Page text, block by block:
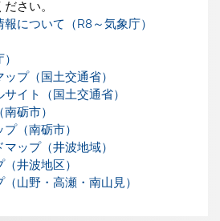
さい。
について（R8～気象庁）
プ（国土交通省）
イト（国土交通省）
砺市）
（南砺市）
ップ（井波地域）
井波地区）
山野・高瀬・南山見）